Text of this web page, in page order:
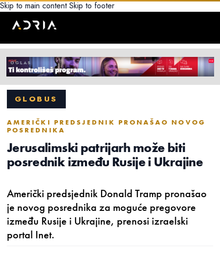
Skip to main content Skip to footer
GLOBUS
AMERIČKI PREDSJEDNIK PRONAŠAO NOVOG
POSREDNIKA
Jerusalimski patrijarh može biti
posrednik između Rusije i Ukrajine
Američki predsjednik Donald Tramp pronašao
je novog posrednika za moguće pregovore
između Rusije i Ukrajine, prenosi izraelski
portal Inet.